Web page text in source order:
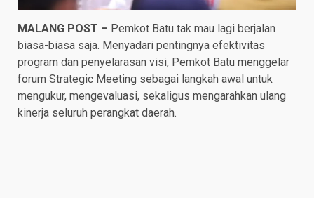
MALANG POST – Pemkot Batu tak mau lagi berjalan
biasa-biasa saja. Menyadari pentingnya efektivitas
program dan penyelarasan visi, Pemkot Batu menggelar
forum Strategic Meeting sebagai langkah awal untuk
mengukur, mengevaluasi, sekaligus mengarahkan ulang
kinerja seluruh perangkat daerah.